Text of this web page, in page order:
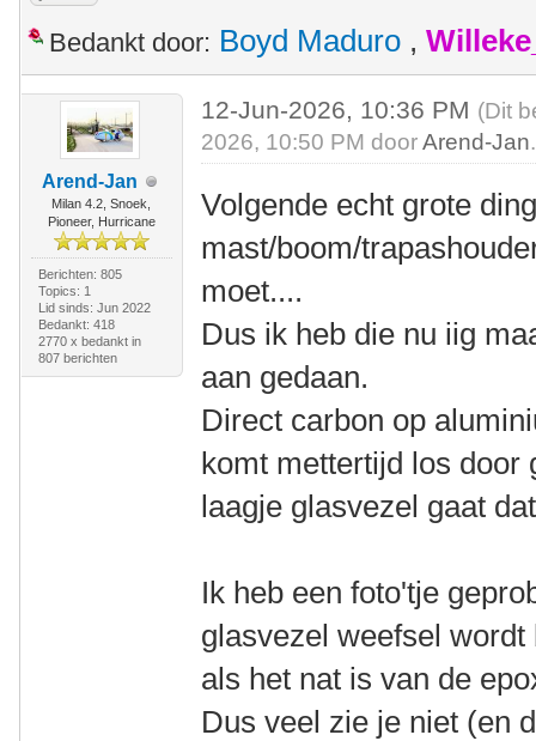
Bedankt door: Boyd Maduro ,
Arend-Jan
Milan 4.2, Snoek,
Pioneer, Hurricane
Berichten: 805
Topics: 1
Lid sinds: Jun 2022
Bedankt: 418
2770 x bedankt in
807 berichten
12-Jun-2026, 10:36 PM (Dit
2026, 10:50 PM doorArend-Jan
Volgende echt grote
mast/boom/
moet....
Dus ik heb die nu iig
aan gedaan.
Direct carbon op
komt mettertijd los door
laagje glasvezel gaat
Ik heb een foto'tje
glasvezel weefsel
als het nat is van de
Dus veel zie je niet (en